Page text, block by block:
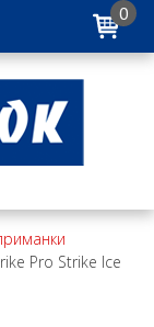
0
Pro Strike Ice